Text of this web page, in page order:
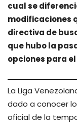
cual se
modificaciones
directiva de
que hubo la
opciones para
La Liga
dado a conocer
oficial de la